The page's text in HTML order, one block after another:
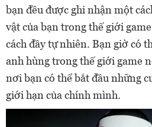
bạn đều được ghi nhận một
vật của bạn trong thế giới
cách đầy tự nhiên. Bạn giờ có
anh hùng trong thế giới game
nơi bạn có thể bắt đầu những
giới hạn của chính mình.